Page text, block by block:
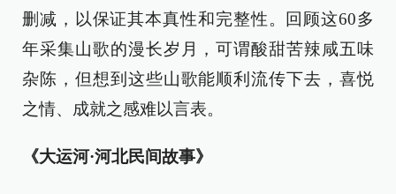
删减，以保证其本真性和完整性。回顾这60多
年采集山歌的漫长岁月，可谓酸甜苦辣咸五味
杂陈，但想到这些山歌能顺利流传下去，喜悦
之情、成就之感难以言表。
《大运河·河北民间故事》